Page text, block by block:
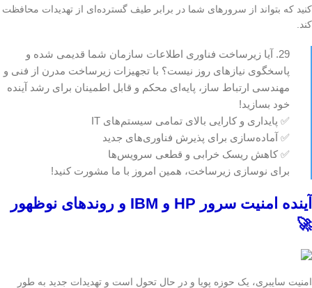
کنید که بتواند از سرورهای شما در برابر طیف گسترده‌ای از تهدیدات محافظت
کند.
29. آیا زیرساخت فناوری اطلاعات سازمان شما قدیمی شده و
پاسخگوی نیازهای روز نیست؟ با تجهیزات زیرساخت مدرن از فنی و
مهندسی ارتباط ساز، پایه‌ای محکم و قابل اطمینان برای رشد آینده
خود بسازید!
✅ پایداری و کارایی بالای تمامی سیستم‌های IT
✅ آماده‌سازی برای پذیرش فناوری‌های جدید
✅ کاهش ریسک خرابی و قطعی سرویس‌ها
برای نوسازی زیرساخت، همین امروز با ما مشورت کنید!
آینده امنیت سرور HP و IBM و روندهای نوظهور
🚀
امنیت سایبری، یک حوزه پویا و در حال تحول است و تهدیدات جدید به طور